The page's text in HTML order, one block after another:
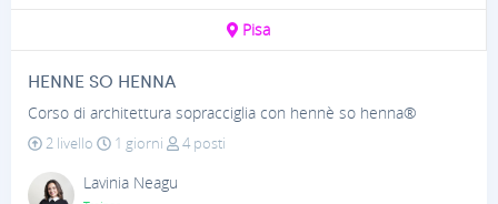
Pisa
HENNE SO HENNA
Corso di architettura sopracciglia con hennè so henna®
2 livello
1 giorni
4 posti
Lavinia Neagu